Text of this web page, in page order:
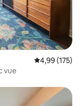
Note
4,99 (175)
vue